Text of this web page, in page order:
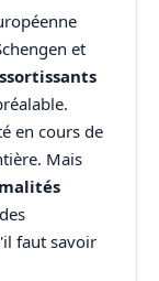
et
en cours de
Mais
faut savoir